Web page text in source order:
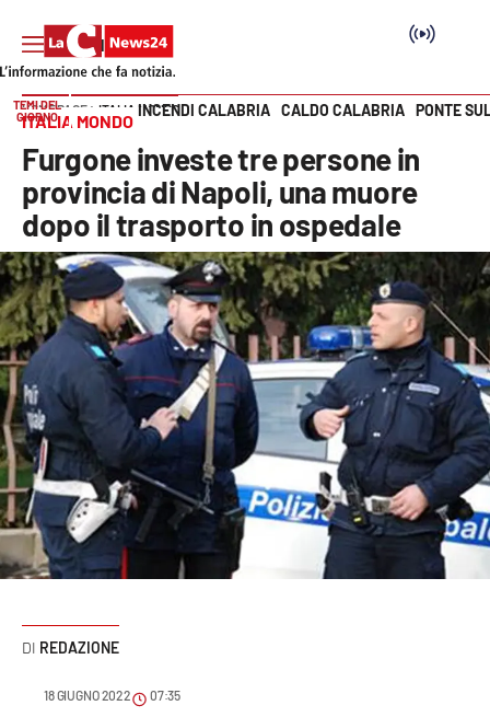
SEZIONI
Cronaca
Politica
Attualità
Economia e lavoro
Italia Mondo
Sanità
Sport
Vai
TEMI DEL
GIORNO
INCENDI CALABRIA CALDO CALABRIA PONTE
HOME PAGE ITALIA MONDO
ITALIA MONDO
Furgone investe tre persone in
provincia di Napoli, una muore
dopo il trasporto in ospedale
REDAZIONE
18 GIUGNO 2022 07:35